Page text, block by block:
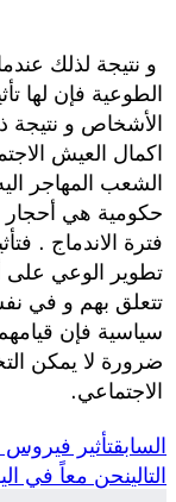
و نتيجة لذلك
الطوعية فإن لها
الأشخاص و نتيجة
اكمال العيش
الشعب المهاجر
حكومية هي أحجار
فترة الاندماج .
تطوير الوعي على
تتعلق بهم و في
سياسية فإن
ضرورة لا يمكن
الاجتماعي.
السابقتأثير
التالينحن معاً في اليوم